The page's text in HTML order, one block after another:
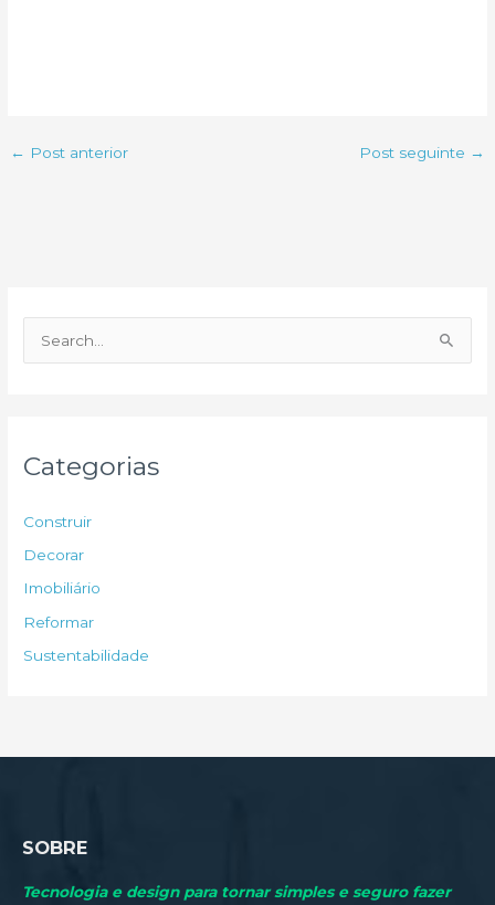
← Post anterior Post seguinte →
e
p
o
r
Categorias
Construir
Decorar
Imobiliário
Reformar
Sustentabilidade
SOBRE
Tecnologia e design para tornar simples e seguro fazer